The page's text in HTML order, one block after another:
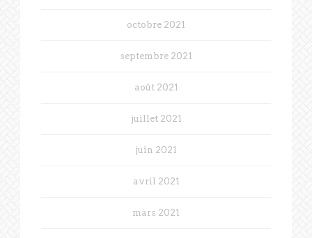
octobre 2021
septembre 2021
août 2021
juillet 2021
juin 2021
avril 2021
mars 2021